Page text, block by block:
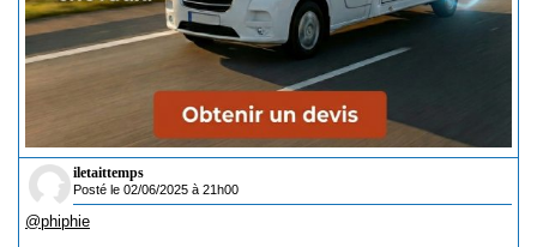
iletaittemps
Posté le 02/06/2025 à 21h00
@phiphie